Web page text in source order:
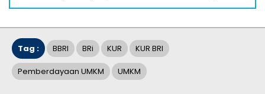
Tag : BBRI BRi KUR KUR BRI
Pemberdayaan UMKM UMKM